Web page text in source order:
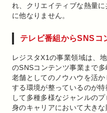
れ、クリエイティブな熱量
に他なりません。
テレビ番組からSNSコ
レジスタX1の事業領域は、
のSNSコンテンツ事業まで
老舗としてのノウハウを活
する環境が整っているのが
して多種多様なジャンルの
身のキャリアにおいて大き